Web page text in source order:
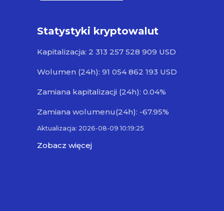
Statystyki kryptowalut
Kapitalizacja: 2 313 257 528 909 USD
Wolumen (24h): 91 054 862 193 USD
Zamiana kapitalizacji (24h): 0.04%
Zamiana wolumenu(24h): -67.95%
Aktualizacja: 2026-08-09 10:19:25
Zobacz więcej